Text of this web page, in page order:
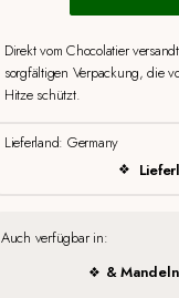
Direkt vom Chocolatier
sorgfältigen Verpackung, die
Hitze schützt.
Lieferland: Germany
Auch verfügbar in:
&